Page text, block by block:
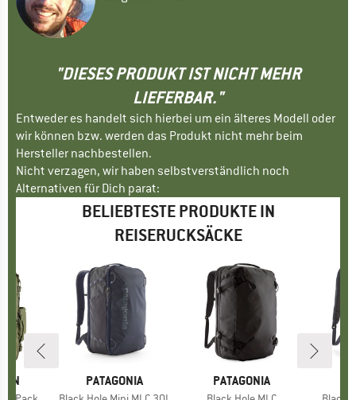
"DIESES PRODUKT IST NICHT MEHR
LIEFERBAR."
Entweder es handelt sich hierbei um ein älteres Modell oder
wir können bzw. werden das Produkt nicht mehr beim
Hersteller nachbestellen.
Nicht verzagen, wir haben selbstverständlich noch
Alternativen für Dich parat:
BELIEBTESTE PRODUKTE IN
REISERUCKSÄCKE
MARKE
PATAGONIA MARKE
PATAGONIA